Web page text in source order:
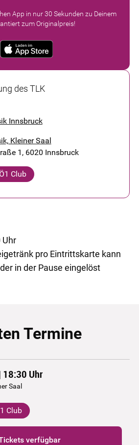
App in nur 30 Sekunden zu Deinem
zum Originalpreis!
des TLK
Innsbruck
Kleiner Saal
1, 6020 Innsbruck
Ö1 Club
Uhr
pro Eintrittskarte kann
in der Pause eingelöst
Termine
18:30 Uhr
Saal
Club
verfügbar